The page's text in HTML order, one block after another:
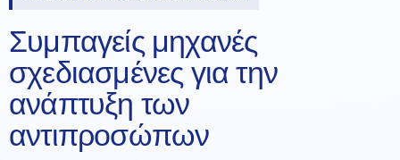
Συμπαγείς μηχανές
σχεδιασμένες για την
ανάπτυξη των
αντιπροσώπων